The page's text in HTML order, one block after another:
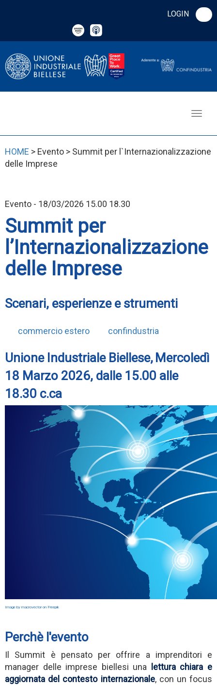
LOGIN
HOME > Evento > Summit per l`Internazionalizzazione
delle Imprese
Evento - 18/03/2026 15.00 18.30
Summit per
l’Internazionalizzazione
delle Imprese
Scenari, esperienze e strumenti
commercio estero confindustria
Unione Industriale Biellese, Mercoledì
18 Marzo 2026, dalle 15.00 alle
18.30 c.ca
Image by macrovector on Freepik
Perchè l'evento
Il Summit è pensato per offrire a imprenditori e
manager delle imprese biellesi una
lettura chiara e
aggiornata del contesto internazionale, con un focus